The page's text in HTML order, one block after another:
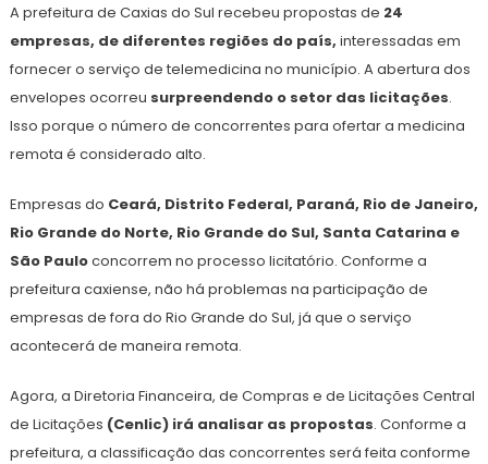
A prefeitura de Caxias do Sul recebeu propostas de 24
empresas, de diferentes regiões do país, interessadas em
fornecer o serviço de telemedicina no município. A abertura dos
envelopes ocorreu surpreendendo o setor das licitações.
Isso porque o número de concorrentes para ofertar a medicina
remota é considerado alto.
Empresas do Ceará, Distrito Federal, Paraná, Rio de Janeiro,
Rio Grande do Norte, Rio Grande do Sul, Santa Catarina e
São Pauloconcorrem no processo licitatório. Conforme a
prefeitura caxiense, não há problemas na participação de
empresas de fora do Rio Grande do Sul, já que o serviço
acontecerá de maneira remota.
Agora, a Diretoria Financeira, de Compras e de Licitações Central
de Licitações (Cenlic) irá analisar as propostas. Conforme a
prefeitura, a classificação das concorrentes será feita conforme